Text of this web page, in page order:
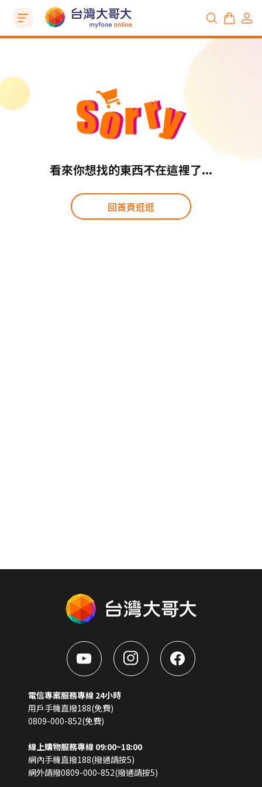
看來你想找的東西不在這裡了...
回首頁逛逛
電信專案服務專線 24小時
用戶手機直撥188(免費)
0809-000-852(免費)
線上購物服務專線 09:00~18:00
網內手機直撥188(撥通請按5)
網外請撥0809-000-852(撥通請按5)